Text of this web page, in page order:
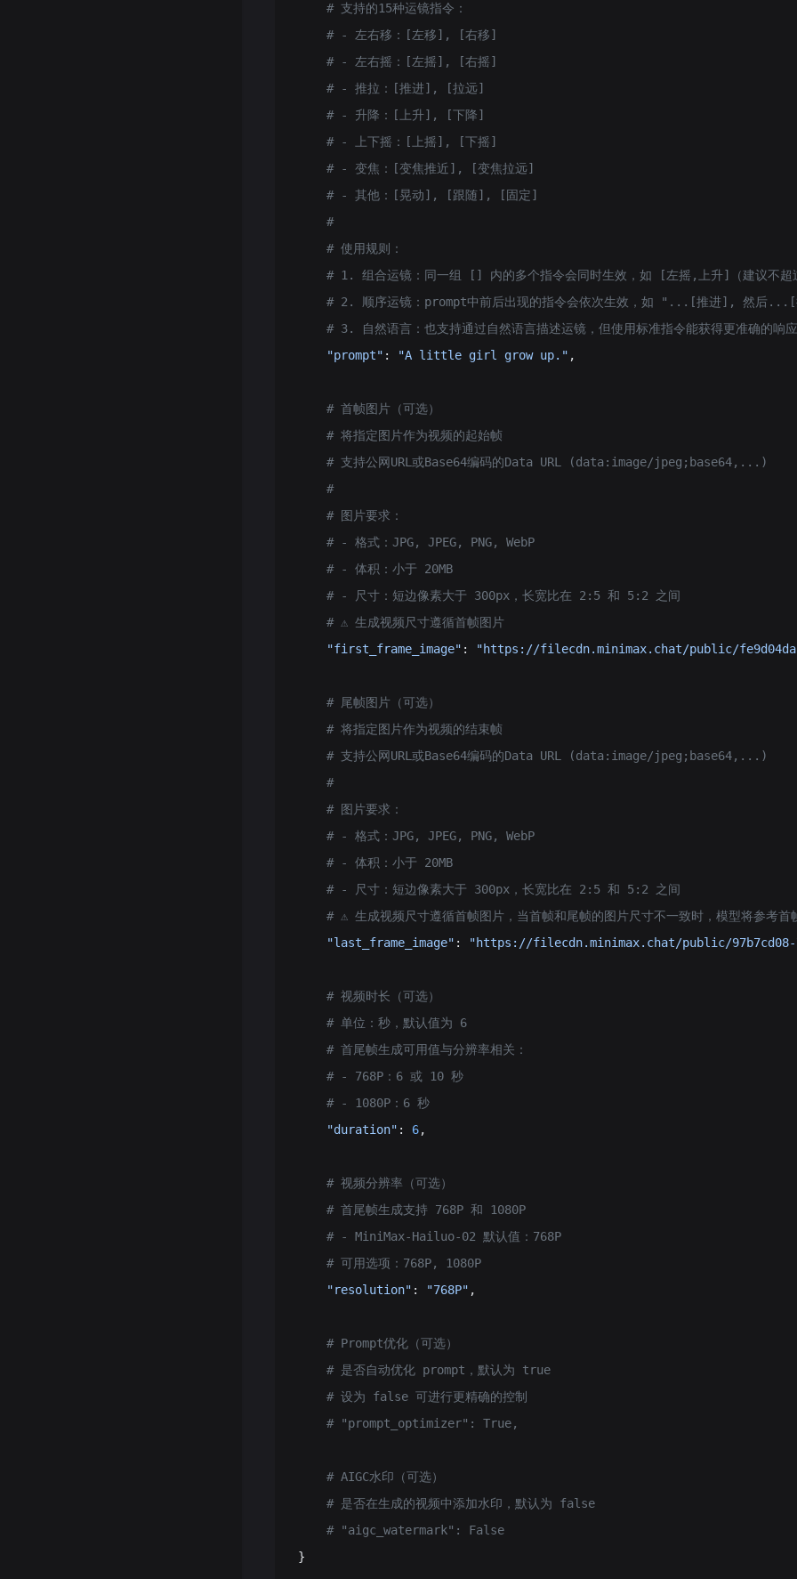
    # 支持的15种运镜指令：
    # - 左右移：[左移], [右移]
    # - 左右摇：[左摇], [右摇]
    # - 推拉：[推进], [拉远]
    # - 升降：[上升], [下降]
    # - 上下摇：[上摇], [下摇]
    # - 变焦：[变焦推近], [变焦拉远]
    # - 其他：[晃动], [跟随], [固定]
    #
    # 使用规则：
# 1. 组合运镜：同一组 [] 内的多个指令会同时生效，如 [左摇,上升]（建议不超
# 2. 顺序运镜：prompt中前后出现的指令会依次生效，如 "...[推进], 然后
    # 3. 自然语言：也支持通过自然语言描述运镜，但使用标准指令能获得更准确的响应
    "prompt"
: "A little girl grow up." ,
    # 首帧图片（可选）
    # 将指定图片作为视频的起始帧
    # 支持公网URL或Base64编码的Data URL (data:image/jpeg;base64,...)
    #
    # 图片要求：
    # - 格式：JPG, JPEG, PNG, WebP
    # - 体积：小于 20MB
    # - 尺寸：短边像素大于 300px，长宽比在 2:5 和 5:2 之间
    # ⚠️ 生成视频尺寸遵循首帧图片
    "first_frame_image"
: "https://filecdn.minimax.chat/public/fe9d04da-
    # 尾帧图片（可选）
    # 将指定图片作为视频的结束帧
    # 支持公网URL或Base64编码的Data URL (data:image/jpeg;base64,...)
    #
    # 图片要求：
    # - 格式：JPG, JPEG, PNG, WebP
    # - 体积：小于 20MB
    # - 尺寸：短边像素大于 300px，长宽比在 2:5 和 5:2 之间
# ⚠️ 生成视频尺寸遵循首帧图片，当首帧和尾帧的图片尺寸不一致时，模型将参考首
    "last_frame_image"
: "https://filecdn.minimax.chat/public/97b7cd08-
    # 视频时长（可选）
    # 单位：秒，默认值为 6
    # 首尾帧生成可用值与分辨率相关：
    # - 768P：6 或 10 秒
    # - 1080P：6 秒
    "duration"
: 6,
    # 视频分辨率（可选）
    # 首尾帧生成支持 768P 和 1080P
    # - MiniMax-Hailuo-02 默认值：768P
    # 可用选项：768P, 1080P
    "resolution"
: "768P" ,
    # Prompt优化（可选）
    # 是否自动优化 prompt，默认为 true
    # 设为 false 可进行更精确的控制
    # "prompt_optimizer": True,
    # AIGC水印（可选）
    # 是否在生成的视频中添加水印，默认为 false
    # "aigc_watermark": False
}